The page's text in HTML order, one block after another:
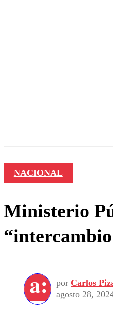
NACIONAL
Ministerio
por Carlos
agosto 28,